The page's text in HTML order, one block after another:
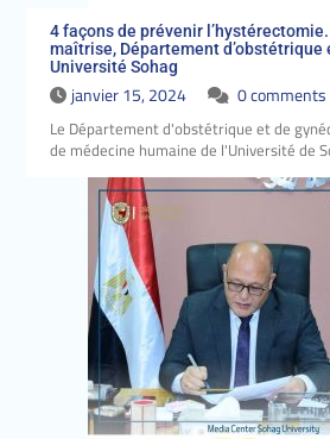
4 façons de prévenir
maîtrise, Département d’obstétrique
Université Sohag
janvier 15, 2024 0 comments
Le Département d'obstétrique et de
de médecine humaine de l'Université de